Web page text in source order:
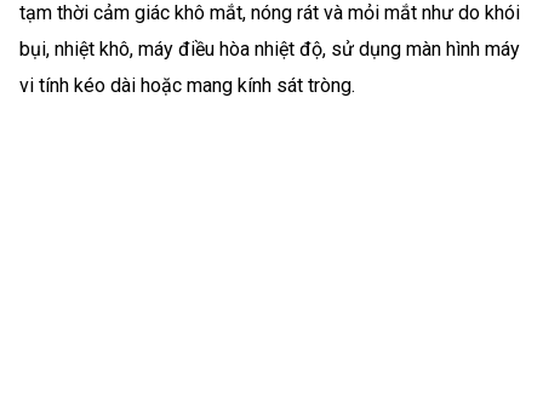
tạm thời cảm giác khô mắt, nóng rát và mỏi mắt như do khói
bụi, nhiệt khô, máy điều hòa nhiệt độ, sử dụng màn hình máy
vi tính kéo dài hoặc mang kính sát tròng.